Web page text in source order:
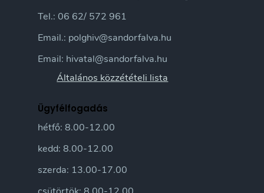
Tel.: 06 62/ 572 961
Email.: polghiv@sandorfalva.hu
Email: hivatal@sandorfalva.hu
Általános közzétételi lista
Ügyfélfogadás
hétfő: 8.00-12.00
kedd: 8.00-12.00
szerda: 13.00-17.00